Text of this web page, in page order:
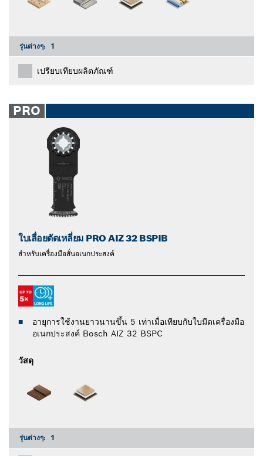
รุ่นต่างๆ: 1
เปรียบเทียบผลิตภัณฑ์
PRO
ใบเลื่อยตัดเหลี่ยม PRO AIZ 32 BSPIB
สำหรับเครื่องมือสั่นอเนกประสงค์
อายุการใช้งานยาวนานขึ้น 5 เท่าเมื่อเทียบกับใบมีดเครื่องมือ
อเนกประสงค์ Bosch AIZ 32 BSPC
วัสดุ
รุ่นต่างๆ: 1